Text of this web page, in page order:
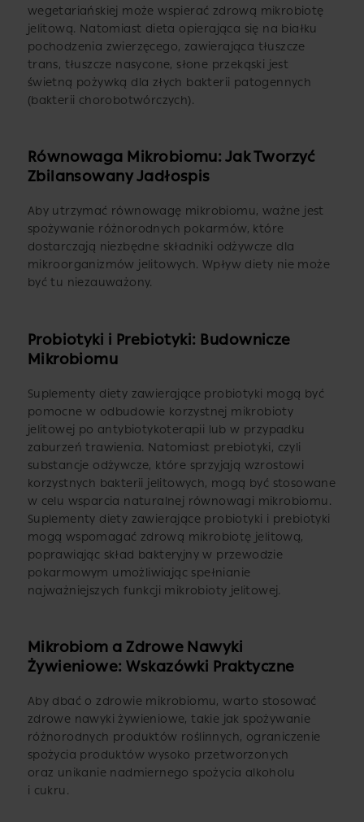
wegetariańskiej może wspierać zdrową mikrobiotę
jelitową. Natomiast dieta opierająca się na białku
pochodzenia zwierzęcego, zawierająca tłuszcze
trans, tłuszcze nasycone, słone przekąski jest
świetną pożywką dla złych bakterii patogennych
(bakterii chorobotwórczych).
Równowaga Mikrobiomu: Jak Tworzyć
Zbilansowany Jadłospis
Aby utrzymać równowagę mikrobiomu, ważne jest
spożywanie różnorodnych pokarmów, które
dostarczają niezbędne składniki odżywcze dla
mikroorganizmów jelitowych. Wpływ diety nie może
być tu niezauważony.
Probiotyki i Prebiotyki: Budownicze
Mikrobiomu
Suplementy diety zawierające probiotyki mogą być
pomocne w odbudowie korzystnej mikrobioty
jelitowej po antybiotykoterapii lub w przypadku
zaburzeń trawienia. Natomiast prebiotyki, czyli
substancje odżywcze, które sprzyjają wzrostowi
korzystnych bakterii jelitowych, mogą być stosowane
w celu wsparcia naturalnej równowagi mikrobiomu.
Suplementy diety zawierające probiotyki i prebiotyki
mogą wspomagać zdrową mikrobiotę jelitową,
poprawiając skład bakteryjny w przewodzie
pokarmowym umożliwiając spełnianie
najważniejszych funkcji mikrobioty jelitowej.
Mikrobiom a Zdrowe Nawyki
Żywieniowe: Wskazówki Praktyczne
Aby dbać o zdrowie mikrobiomu, warto stosować
zdrowe nawyki żywieniowe, takie jak spożywanie
różnorodnych produktów roślinnych, ograniczenie
spożycia produktów wysoko przetworzonych
oraz unikanie nadmiernego spożycia alkoholu
i cukru.